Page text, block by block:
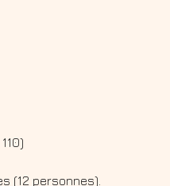
(12 personnes).